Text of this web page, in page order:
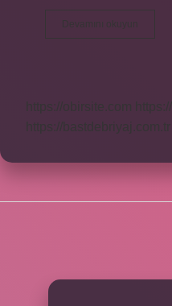
Devamını okuyun
Ne
https://obirsite.com
https://bastdebriyaj.com.tr